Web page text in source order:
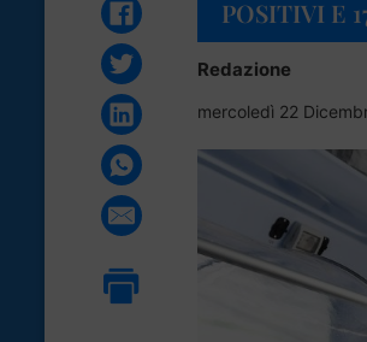
POSITIVI E
Redazione
mercoledì 22